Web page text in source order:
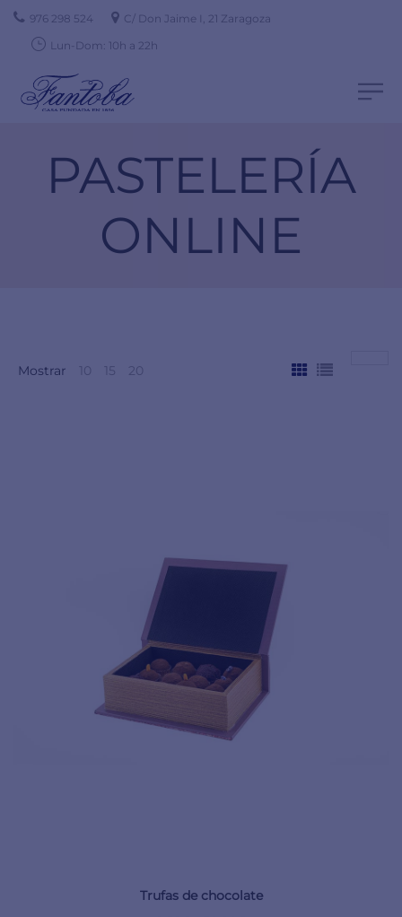
976 298 524
C/ Don Jaime I, 21 Zaragoza
Lun-Dom: 10h a 22h
PASTELERÍA
ONLINE
Mostrar 10 15 20
Trufas de chocolate